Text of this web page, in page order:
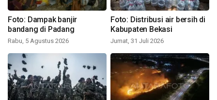
Foto: Dampak banjir
bandang di Padang
Rabu, 5 Agustus 2026
Foto: Distribusi air bersih di
Kabupaten Bekasi
Jumat, 31 Juli 2026